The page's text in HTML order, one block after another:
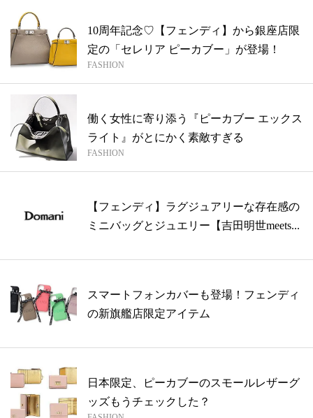
10周年記念♡【フェンディ】から銀座店限
定の「セレリア ピーカブー」が登場！
FASHION
働く女性に寄り添う『ピーカブー エックス
ライト』がとにかく素敵すぎる
FASHION
【フェンディ】ラグジュアリーな存在感の
ミニバッグとジュエリー【吉田明世meets...
スマートフォンカバーも登場！フェンディ
の新旗艦店限定アイテム
日本限定、ピーカブーのスモールレザーグ
ッズもうチェックした？